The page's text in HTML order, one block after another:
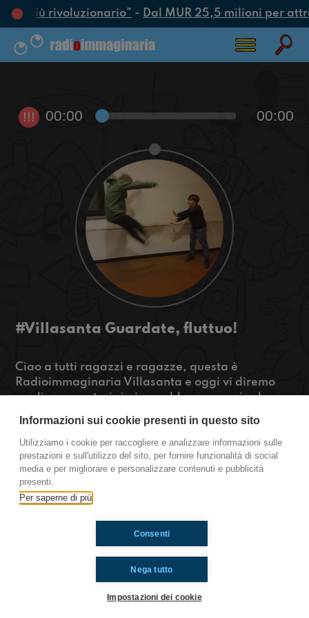
più rivoluzionario”- Dal MUR 25,5 milioni per
!!! 00:00 00:00
#Villasanta Guardate, fluttuo!
Ciao a tutti ragazzi e ragazze, questa è
Radioimmaginaria Villasanta e oggi vi diremo
quali superpoteri ci piacerebbe avere e in che
incuriosito premete play!
https://www.radioimmaginaria.it
Villasanta
Ti è piaciuto? Condividilo!
Informazioni sui cookie presenti in questo sito
Utilizziamo i cookie per raccogliere e analizzare informazioni sulle
prestazioni e sull'utilizzo del sito, per fornire funzionalità di social
media e per migliorare e personalizzare contenuti e pubblicità
presenti.
Per saperne di più
Nega tutto
Consenti
Impostazioni dei cookie